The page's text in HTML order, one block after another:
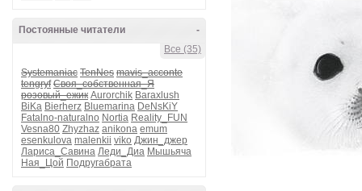
-
Постоянные читатели
Все (35)
Systemaniac TenNes mavis_acconte
tengryf Своя_собственная_Я
розовый_ежик Aurorchik Baraxlush
BiKa Bierherz Bluemarina DeNsKiY
Fatalno-naturalno Nortia Reality_FUN
Vesna80 Zhyzhaz anikona emum
esenkulova malenkii viko Джин_джер
Лариса_Савина Леди_Диа Мышьяча
Ная_Цой Подругабрата